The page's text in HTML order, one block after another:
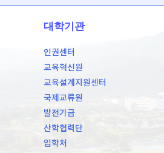
대학기관
인권센터
교육혁신원
교육설계지원센터
국제교류원
발전기금
산학협력단
입학처